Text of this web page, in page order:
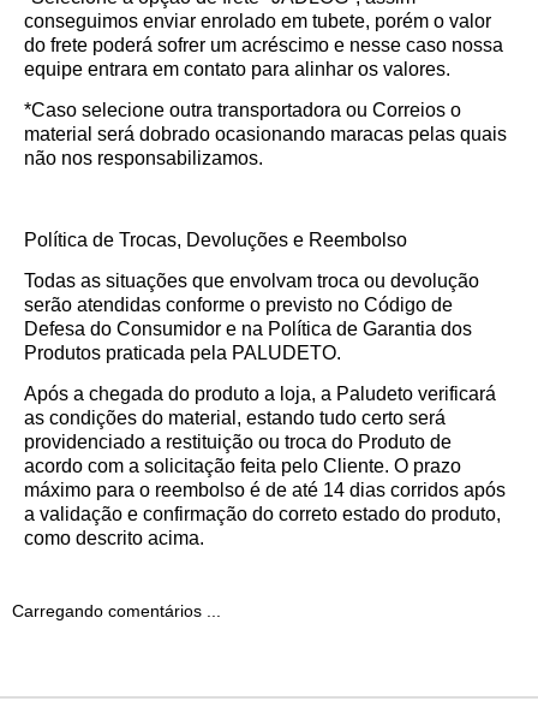
conseguimos enviar enrolado em tubete, porém o valor
do frete poderá sofrer um acréscimo e nesse caso nossa
equipe entrara em contato para alinhar os valores.
*Caso selecione outra transportadora ou Correios o
material será dobrado ocasionando maracas pelas quais
não nos responsabilizamos.
Política de Trocas, Devoluções e Reembolso
Todas as situações que envolvam troca ou devolução
serão atendidas conforme o previsto no Código de
Defesa do Consumidor e na Política de Garantia dos
Produtos praticada pela PALUDETO.
Após a chegada do produto a loja, a Paludeto verificará
as condições do material, estando tudo certo será
providenciado a restituição ou troca do Produto de
acordo com a solicitação feita pelo Cliente. O prazo
máximo para o reembolso é de até 14 dias corridos após
a validação e confirmação do correto estado do produto,
como descrito acima.
Carregando comentários ...